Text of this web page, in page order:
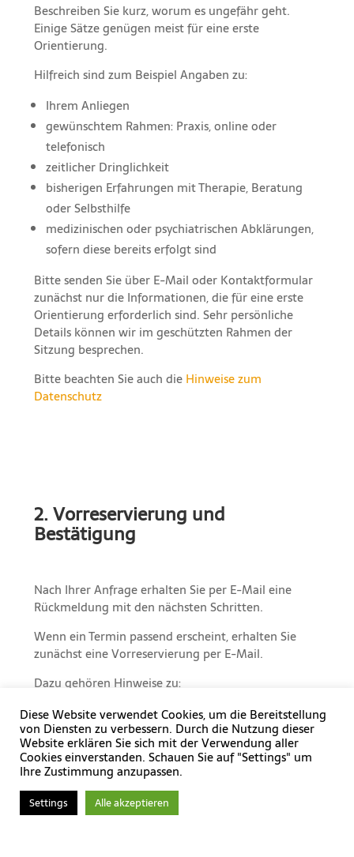
Beschreiben Sie kurz, worum es ungefähr geht.
Einige Sätze genügen meist für eine erste
Orientierung.
Hilfreich sind zum Beispiel Angaben zu:
Ihrem Anliegen
gewünschtem Rahmen: Praxis, online oder
telefonisch
zeitlicher Dringlichkeit
bisherigen Erfahrungen mit Therapie, Beratung
oder Selbsthilfe
medizinischen oder psychiatrischen Abklärungen,
sofern diese bereits erfolgt sind
Bitte senden Sie über E-Mail oder Kontaktformular
zunächst nur die Informationen, die für eine erste
Orientierung erforderlich sind. Sehr persönliche
Details können wir im geschützten Rahmen der
Sitzung besprechen.
Bitte beachten Sie auch die Hinweise zum
Datenschutz
2. Vorreservierung und
Bestätigung
Nach Ihrer Anfrage erhalten Sie per E-Mail eine
Rückmeldung mit den nächsten Schritten.
Wenn ein Termin passend erscheint, erhalten Sie
zunächst eine Vorreservierung per E-Mail.
Dazu gehören Hinweise zu:
Ablauf
Honorar
Zahlung
Terminverbindlichkeit
Vorbereitung
therapeutischem Rahmen
Diese Website verwendet Cookies, um die Bereitstellung
von Diensten zu verbessern. Durch die Nutzung dieser
Website erklären Sie sich mit der Verwendung aller
Cookies einverstanden. Schauen Sie auf "Settings" um
Ihre Zustimmung anzupassen.
Settings Alle akzeptieren